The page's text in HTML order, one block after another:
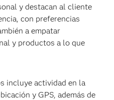
y destacan al cliente
con preferencias
a empatar
y productos a lo que
incluye actividad en la
y GPS, además de